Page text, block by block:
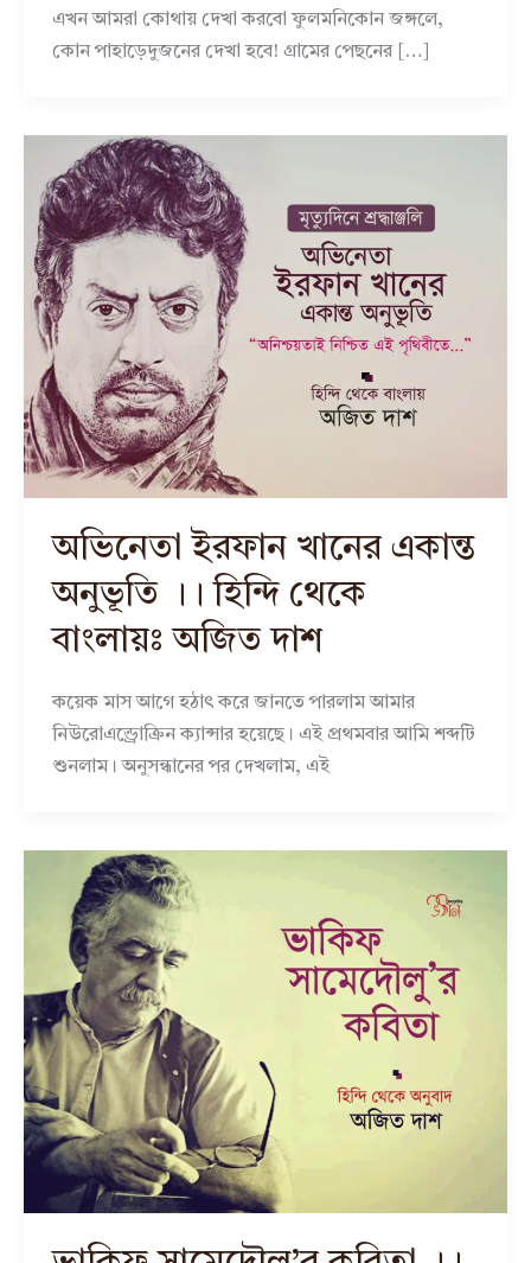
এখন আমরা কোথায় দেখা করবো ফুলমনিকোন জঙ্গলে,
কোন পাহাড়েদুজনের দেখা হবে! গ্রামের পেছনের […]
অভিনেতা ইরফান খানের একান্ত
অনুভূতি ।। হিন্দি থেকে
বাংলায়ঃ অজিত দাশ
কয়েক মাস আগে হঠাৎ করে জানতে পারলাম আমার
নিউরোএন্ড্রোক্রিন ক্যান্সার হয়েছে। এই প্রথমবার আমি শব্দটি
শুনলাম। অনুসন্ধানের পর দেখলাম, এই